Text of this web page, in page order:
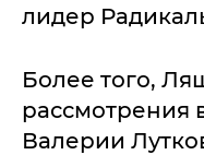
лидер
Более того,
рассмотрения
Валерии